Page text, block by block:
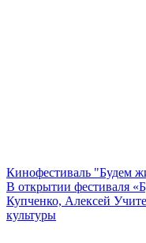
Кинофестиваль "Будем
В открытии фестиваля
Купченко, Алексей
культуры